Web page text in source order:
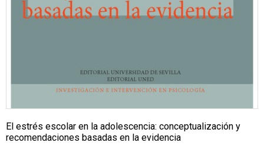
El estrés escolar en la adolescencia: conceptualización y
recomendaciones basadas en la evidencia